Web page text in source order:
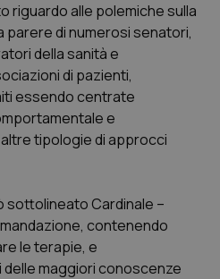
riguardo alle polemiche sulla
parere di numerosi senatori,
della sanità e
di pazienti,
essendo centrate
e
tipologie di approcci
sottolineato Cardinale –
contenendo
le terapie, e
maggiori conoscenze